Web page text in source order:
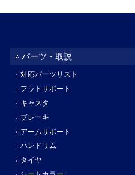
パーツ・取説
対応パーツリスト
フットサポート
キャスタ
ブレーキ
アームサポート
ハンドリム
タイヤ